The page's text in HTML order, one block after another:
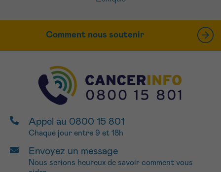
Comment nous soutenir
Appel au 0800 15 801
Chaque jour entre 9 et 18h
Envoyez un message
Nous serions heureux de savoir comment vous